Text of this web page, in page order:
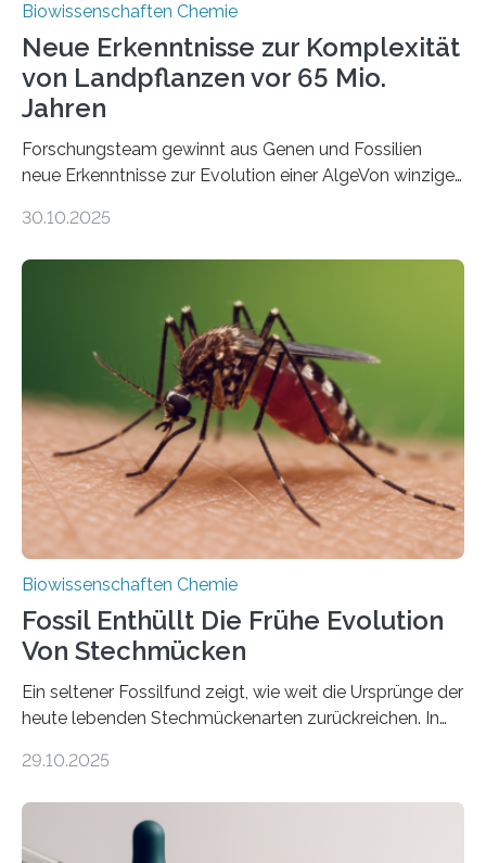
Biowissenschaften Chemie
Neue Erkenntnisse zur Komplexität
von Landpflanzen vor 65 Mio.
Jahren
Forschungsteam gewinnt aus Genen und Fossilien
neue Erkenntnisse zur Evolution einer AlgeVon winzigen
Landpflanzen zählen zu den komplexesten
Grünalgen, die vor Hunderten von Millionen Jahren
lebten. Unter den Vorfahren sticht eine Gruppe heraus,
die noch heute in der Natur vorkommt: die
Süßwasseralge Coleochaetophyceae. Einige Arten
dieser Gruppe bilden aus Zellfäden dichte Geflechte
mit scheibenförmiger Gestalt. Was auffällig ist: Die
nächsten…
30.10.2025
Biowissenschaften Chemie
Fossil Enthüllt Die Frühe Evolution
Von Stechmücken
Ein seltener Fossilfund zeigt, wie weit die Ursprünge der
heute lebenden Stechmückenarten zurückreichen. In
Forschende die bisher älteste bekannte Stechmücken-
Region Kachin in Myanmar und hat sich in
ausgezeichnetem Zustand erhalten. Es konnte als neue
29.10.2025